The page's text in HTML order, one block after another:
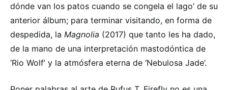
dónde van los patos cuando se congela el lago’ de su
anterior álbum; para terminar visitando, en forma de
despedida, la Magnolia (2017) que tanto les ha dado,
de la mano de una interpretación mastodóntica de
‘Rio Wolf’ y la atmósfera eterna de ‘Nebulosa Jade’.